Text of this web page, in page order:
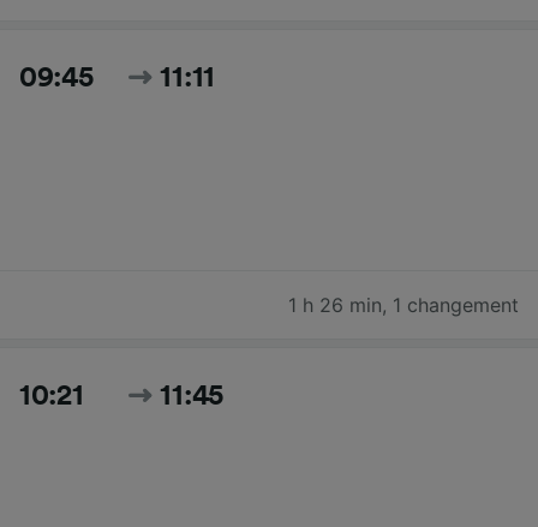
09:45 11:11
1 h 26 min, 1 changement
10:21 11:45